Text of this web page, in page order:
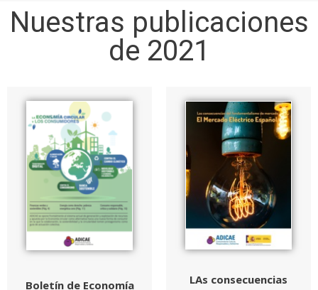
Nuestras publicaciones
de 2021
Boletín de Economía
LAs consecuencias